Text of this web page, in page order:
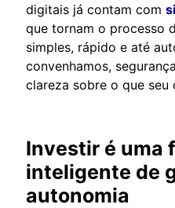
digitais já contam com
que tornam o processo
simples, rápido e até
convenhamos,
clareza sobre o que seu
Investir é uma
inteligente de
autonomia